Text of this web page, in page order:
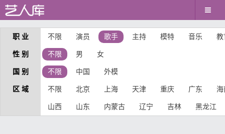
职 业 不限 演员 歌手 主持 模特 音乐 教
性 别 不限 男 女
国 别 不限 中国 外模
区 域 不限 北京 上海 天津 重庆 广东 海
山西 山东 内蒙古 辽宁 吉林 黑龙江